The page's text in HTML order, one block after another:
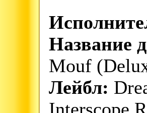
Название
Mouf
Лейбл: